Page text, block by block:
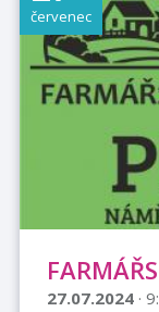
červenec
27.07.2024 ·